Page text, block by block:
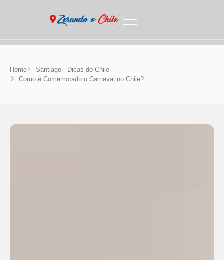
Home
Santiago - Dicas do Chile
Como é Comemorado o Carnaval no Chile?